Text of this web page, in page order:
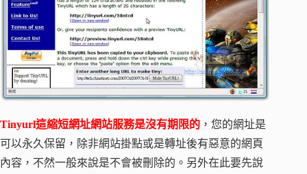
Tinyurl這縮短網址網站服務是沒有期限的 ，您的網址是
可以永久保留，除非網站掛點或是轉址後有惡意的網頁
內容，不然一般來說是不會被刪除的。另外在此要先說